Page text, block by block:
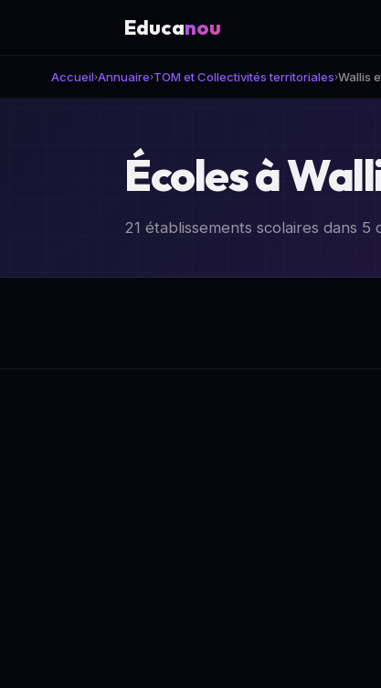
Educanou
Accueil›Annuaire›TOM et Collectivités territoriales›Wallis
Écoles à
21 établissements scolaires dans